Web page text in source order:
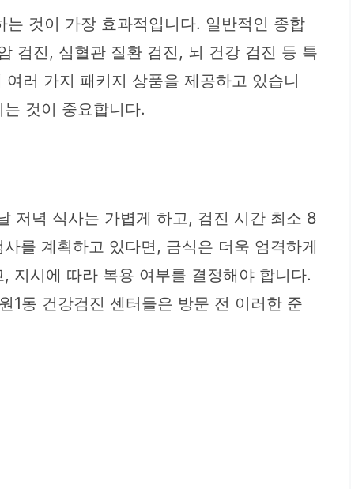
것이 가장 효과적입니다. 일반적인 종합
검진, 심혈관 질환 검진, 뇌 건강 검진 등 특
러 가지 패키지 상품을 제공하고 있습니
것이 중요합니다.
저녁 식사는 가볍게 하고, 검진 시간 최소 8
를 계획하고 있다면, 금식은 더욱 엄격하게
지시에 따라 복용 여부를 결정해야 합니다.
1동 건강검진 센터들은 방문 전 이러한 준